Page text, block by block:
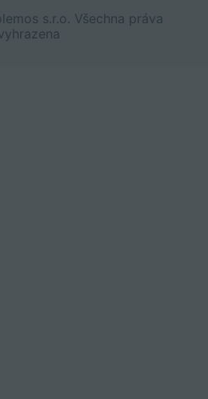
s.r.o. Všechna práva